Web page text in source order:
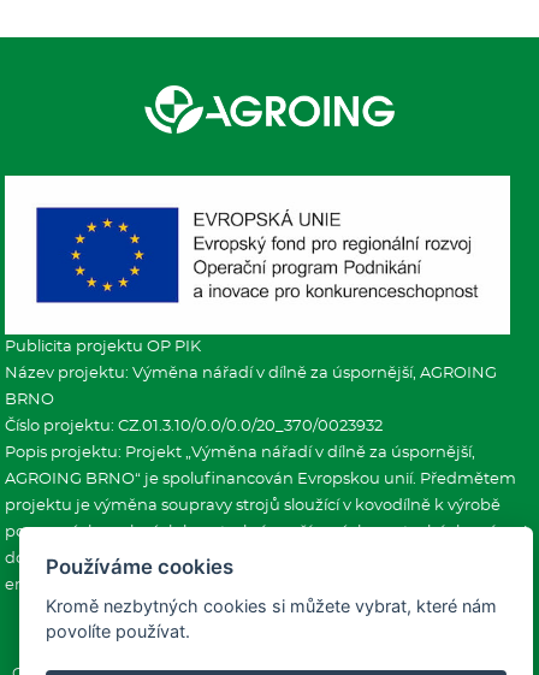
Publicita projektu OP PIK
Název projektu: Výměna nářadí v dílně za úspornější, AGROING
BRNO
Číslo projektu: CZ.01.3.10/0.0/0.0/20_370/0023932
Popis projektu: Projekt „Výměna nářadí v dílně za úspornější,
AGROING BRNO“ je spolufinancován Evropskou unií. Předmětem
projektu je výměna soupravy strojů sloužící v kovodílně k výrobě
pomocných ocelových konstrukcí používaných na stavbách v rámci
dodávek posklizňových linek žadatele. Projekt přispěje ke snížení
emisí hlavních znečišťujících látek do ovzduší.
O nás|Produkty
Používáme cookies
Kromě nezbytných cookies si můžete vybrat, které nám
povolíte používat.